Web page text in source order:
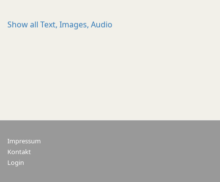
Show all Text, Images, Audio
Impressum
Kontakt
Login